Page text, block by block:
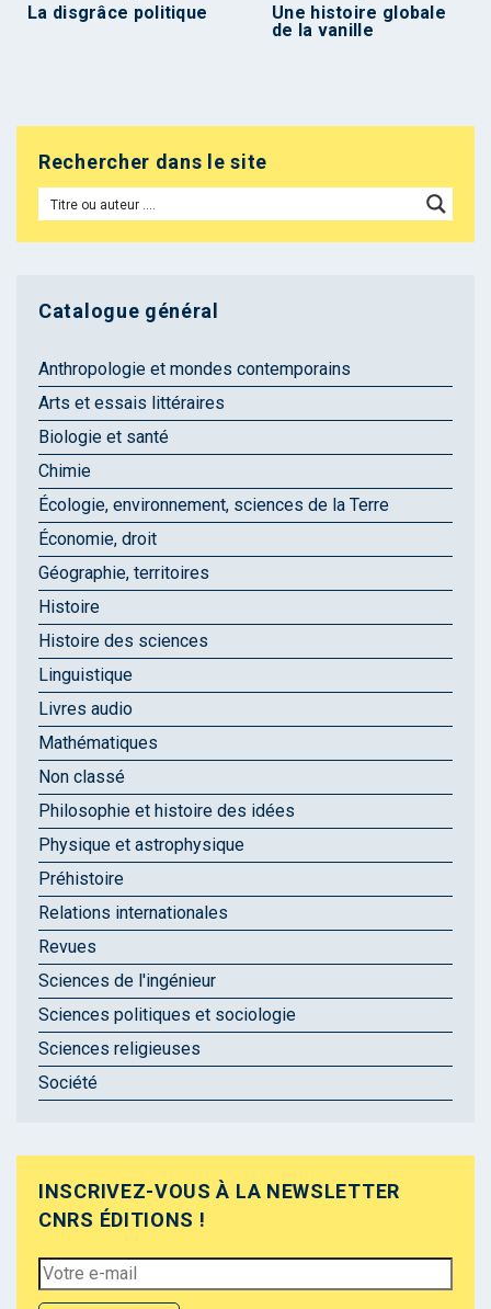
La disgrâce politique
Une histoire globale
de la vanille
Rechercher dans le site
Catalogue général
Anthropologie et mondes contemporains
Arts et essais littéraires
Biologie et santé
Chimie
Écologie, environnement, sciences de la Terre
Économie, droit
Géographie, territoires
Histoire
Histoire des sciences
Linguistique
Livres audio
Mathématiques
Non classé
Philosophie et histoire des idées
Physique et astrophysique
Préhistoire
Relations internationales
Revues
Sciences de l'ingénieur
Sciences politiques et sociologie
Sciences religieuses
Société
INSCRIVEZ-VOUS À LA NEWSLETTER
CNRS ÉDITIONS !